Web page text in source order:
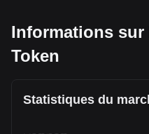
Informations sur
Token
Statistiques du